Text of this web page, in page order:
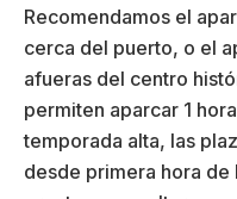
Recomendamos el
cerca del puerto, o el
afueras del centro
permiten aparcar 1
temporada alta, las
desde primera hora de